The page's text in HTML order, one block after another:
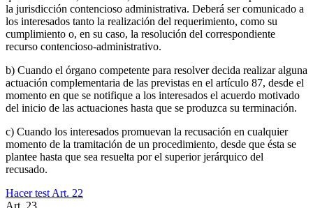
la jurisdicción contencioso administrativa. Deberá ser comunicado a
los interesados tanto la realización del requerimiento, como su
cumplimiento o, en su caso, la resolución del correspondiente
recurso contencioso-administrativo.
b) Cuando el órgano competente para resolver decida realizar alguna
actuación complementaria de las previstas en el artículo 87, desde el
momento en que se notifique a los interesados el acuerdo motivado
del inicio de las actuaciones hasta que se produzca su terminación.
c) Cuando los interesados promuevan la recusación en cualquier
momento de la tramitación de un procedimiento, desde que ésta se
plantee hasta que sea resuelta por el superior jerárquico del
recusado.
Hacer test Art. 22